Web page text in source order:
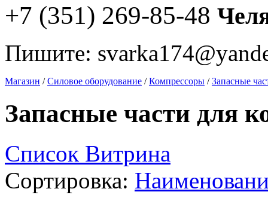
+7 (351) 269-85-48
Пишите:
Магазин / Силовое оборудование / Компрессоры / Запасные
Запасные части для
Список Витрина
Сортировка: